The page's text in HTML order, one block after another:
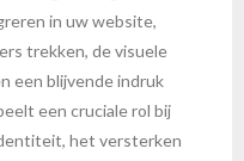
in uw website,
trekken, de visuele
een blijvende indruk
een cruciale rol bij
het versterken